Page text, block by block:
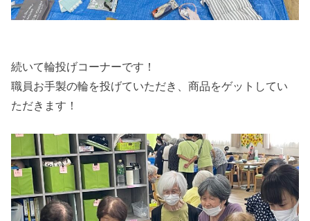
続いて輪投げコーナーです！
職員お手製の輪を投げていただき、商品をゲットしてい
ただきます！